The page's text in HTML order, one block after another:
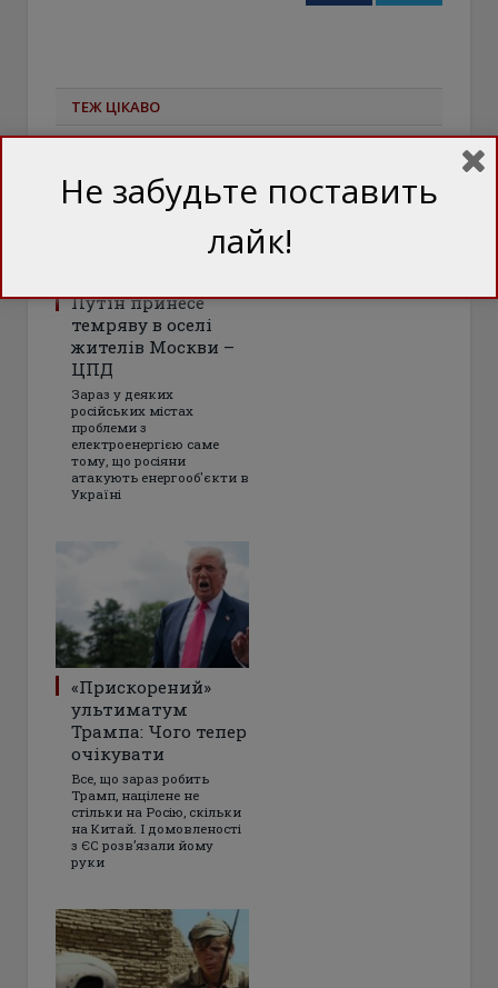
ТЕЖ ЦІКАВО
Путін принесе
темряву в оселі
жителів Москви –
ЦПД
Зараз у деяких
російських містах
проблеми з
електроенергією саме
тому, що росіяни
атакують енергооб'єкти в
Україні
«Прискорений»
ультиматум
Трампа: Чого тепер
очікувати
Все, що зараз робить
Трамп, націлене не
стільки на Росію, скільки
на Китай. І домовленості
з ЄС розвʼязали йому
руки
Не забудьте поставить
лайк!